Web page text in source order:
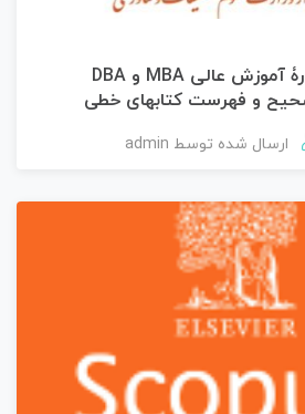
برگزاری نخستین دورۀ آموزش عالی MBA و DBA
و فهرست کتابهای خطی
ارسال شده توسط admin